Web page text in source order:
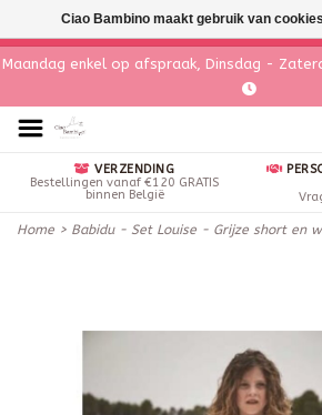
Maandag enkel op afspraak, Dinsdag -
VERZENDING
Bestellingen vanaf €120 GRATIS
binnen België
Home > Babidu - Set Louise - Grijze short en
Ciao Bambino maakt gebruik van cookies